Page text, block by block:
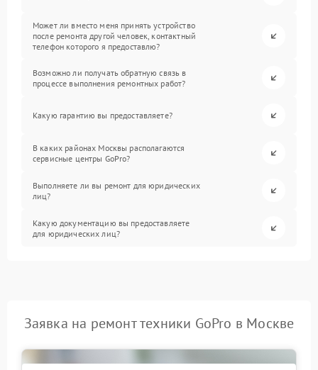
Может ли вместо меня принять устройство
после ремонта другой человек, контактный
телефон которого я предоставлю?
Возможно ли получать обратную связь в
процессе выполнения ремонтных работ?
Какую гарантию вы предоставляете?
В каких районах Москвы располагаются
сервисные центры GoPro?
Выполняете ли вы ремонт для юридических
лиц?
Какую документацию вы предоставляете
для юридических лиц?
Заявка на ремонт техники GoPro в Москве